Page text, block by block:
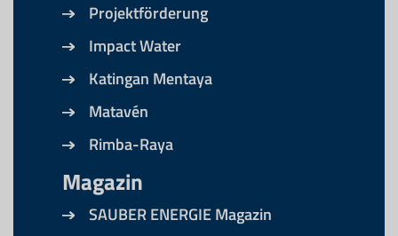
Projektförderung
Impact Water
Katingan Mentaya
Matavén
Rimba-Raya
Magazin
SAUBER ENERGIE Magazin